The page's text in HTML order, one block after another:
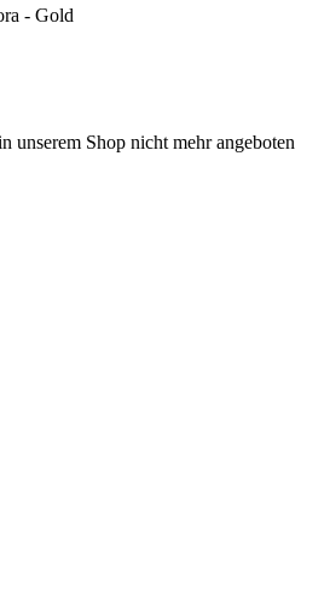
- Gold
unserem Shop nicht mehr angeboten